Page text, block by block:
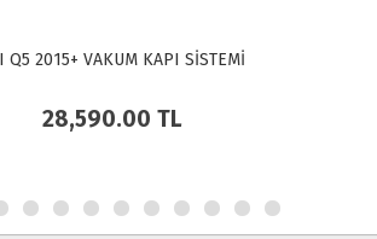
2015+ VAKUM KAPI SİSTEMİ
28,590.00TL